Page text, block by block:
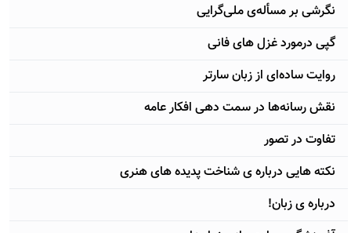
نگرشی بر مسأله‌ی ملی‌گرایی
گپی درمورد غزل های فانی
روایت ساده‌ای از زبان سارتر
نقش رسانه‌ها در سمت ‌دهی افکار عامه
تفاوت در تصور
نکته هایی درباره ی شناخت پدیده های هنری
درباره ی زبان!